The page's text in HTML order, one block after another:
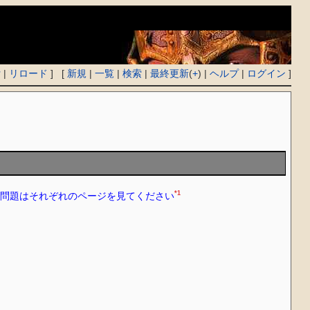
| リロード ] [ 新規 |一覧 |検索 |最終更新(+) |ヘルプ| ログイン ]
題はそれぞれのページを見てください*1